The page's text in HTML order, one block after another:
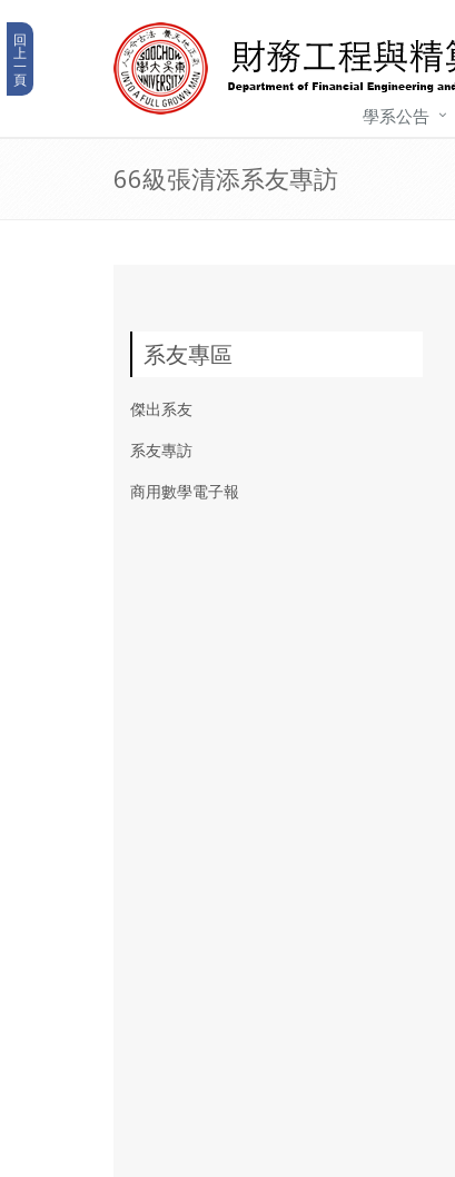
回
上
一
頁
學系公告
66級張清添系友專訪
系友專區
傑出系友
系友專訪
商用數學電子報